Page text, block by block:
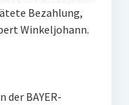
Bezahlung,
Winkeljohann.
der BAYER-